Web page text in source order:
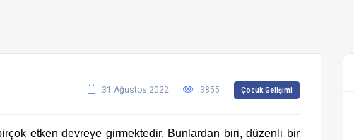
31 Ağustos 2022 3855 Çocuk Gelişimi
etken devreye girmektedir. Bunlardan biri, düzenli bir